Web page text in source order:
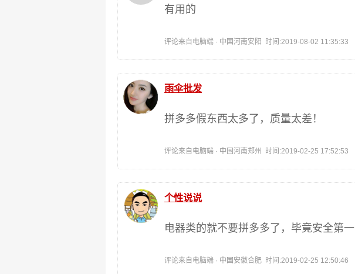
有用的
评论来自电脑端 · 中国河南安阳 时间:2019-08-02 11:35:33
雨伞批发
拼多多假东西太多了，质量太差！
评论来自电脑端 · 中国河南郑州 时间:2019-02-25 17:52:53
个性说说
电器类的就不要拼多多了，毕竟安全第一
评论来自电脑端 · 中国安徽合肥 时间:2019-02-25 12:50:46